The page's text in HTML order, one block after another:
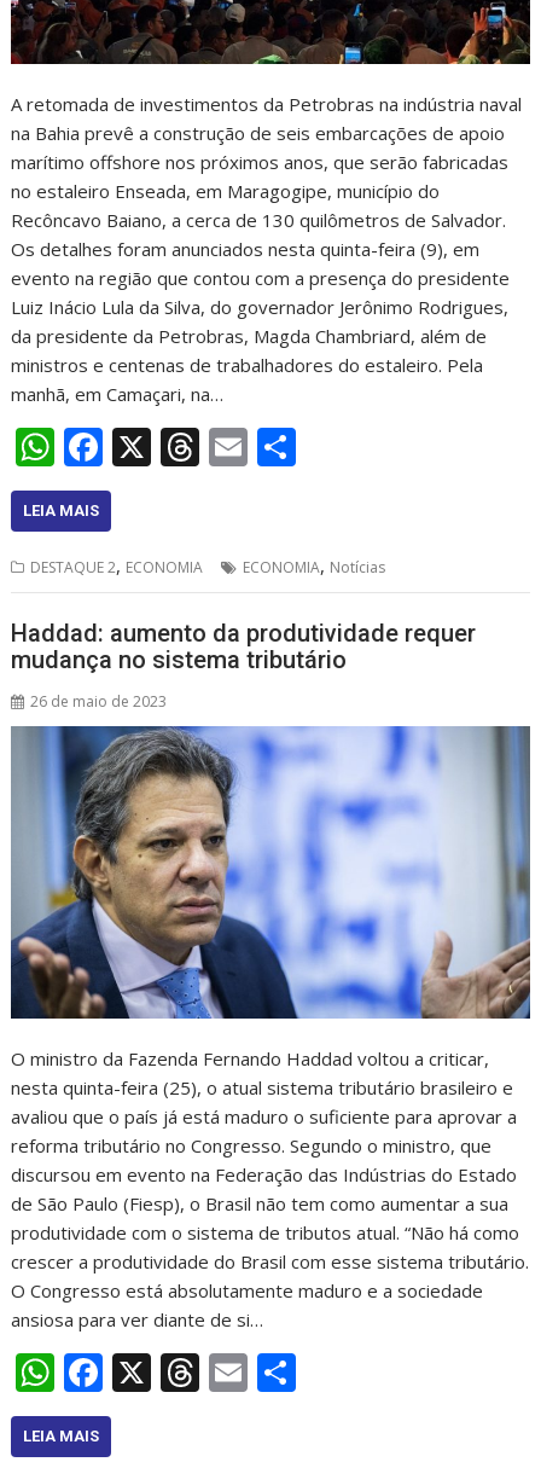
A retomada de investimentos da Petrobras na indústria naval
na Bahia prevê a construção de seis embarcações de apoio
marítimo offshore nos próximos anos, que serão fabricadas
no estaleiro Enseada, em Maragogipe, município do
Recôncavo Baiano, a cerca de 130 quilômetros de Salvador.
Os detalhes foram anunciados nesta quinta-feira (9), em
evento na região que contou com a presença do presidente
Luiz Inácio Lula da Silva, do governador Jerônimo Rodrigues,
da presidente da Petrobras, Magda Chambriard, além de
ministros e centenas de trabalhadores do estaleiro. Pela
manhã, em Camaçari, na…
W
h
at
s
A
p
p
F
ac
e
b
o
o
k
X T
a
d
s
E
l e
LEIA MAIS
DESTAQUE 2, ECONOMIA ECONOMIA, Notícias
Haddad: aumento da produtividade requer
mudança no sistema tributário
26 de maio de 2023
O ministro da Fazenda Fernando Haddad voltou a criticar,
nesta quinta-feira (25), o atual sistema tributário brasileiro e
avaliou que o país já está maduro o suficiente para aprovar a
reforma tributário no Congresso. Segundo o ministro, que
discursou em evento na Federação das Indústrias do Estado
de São Paulo (Fiesp), o Brasil não tem como aumentar a sua
produtividade com o sistema de tributos atual. “Não há como
crescer a produtividade do Brasil com esse sistema tributário.
O Congresso está absolutamente maduro e a sociedade
ansiosa para ver diante de si…
W
h
at
F
ac
e
X T
h
E
m
LEIA MAIS